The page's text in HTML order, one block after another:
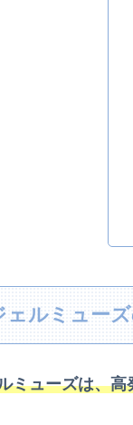
ェルミュー
ミューズは、